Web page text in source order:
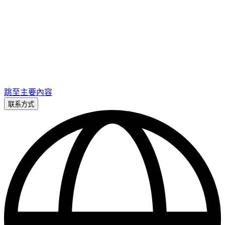
跳至主要內容
联系方式